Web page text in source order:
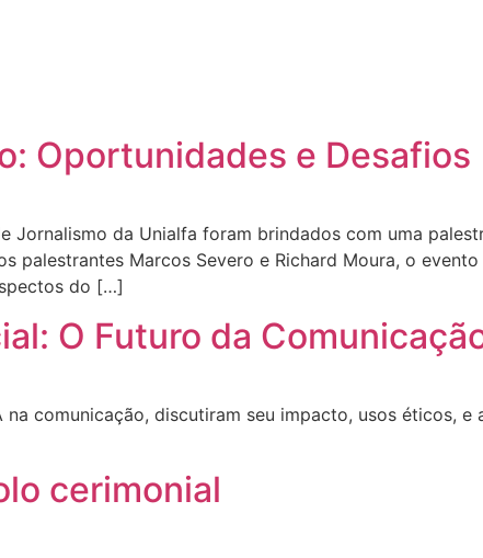
Oportunidades e Desafios
Jornalismo da Unialfa foram brindados com uma
palestrantes Marcos Severo e Richard Moura, o
do […]
O Futuro da
na comunicação, discutiram seu impacto, usos éticos,
cerimonial